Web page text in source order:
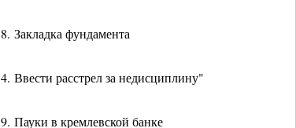
8. Закладка фундамента
4. Ввести расстрел за недисциплину"
9. Пауки в кремлевской банке